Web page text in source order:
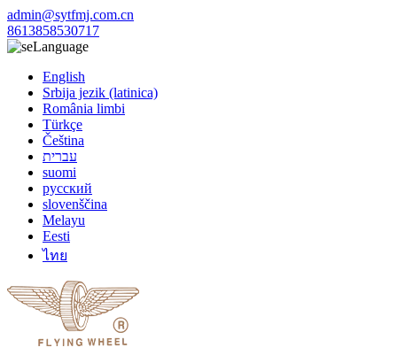
admin@sytfmj.com.cn
8613858530717
Language
English
Srbija jezik (latinica)
România limbi
Türkçe
Čeština
עברית
suomi
русский
slovenščina
Melayu
Eesti
ไทย